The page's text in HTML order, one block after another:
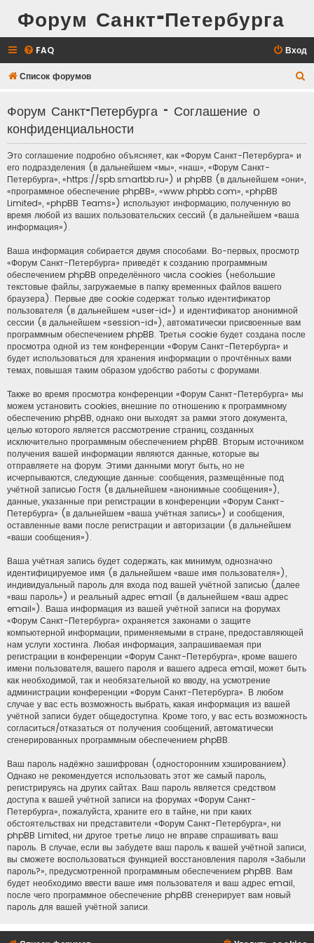
Форум Санкт-Петербурга
FAQ Вход
Список форумов
Форум Санкт-Петербурга - Соглашение о
конфиденциальности
Это соглашение подробно объясняет, как «Форум Санкт-Петербурга» и
его подразделения (в дальнейшем «мы», «наш», «Форум Санкт-
Петербурга», «https://spb.smartbb.ru») и phpBB (в дальнейшем «они»,
«программное обеспечение phpBB», «www.phpbb.com», «phpBB
Limited», «phpBB Teams») используют информацию, полученную во
время любой из ваших пользовательских сессий (в дальнейшем «ваша
информация»).
Ваша информация собирается двумя способами. Во-первых, просмотр
«Форум Санкт-Петербурга» приведёт к созданию программным
обеспечением phpBB определённого числа cookies (небольшие
текстовые файлы, загружаемые в папку временных файлов вашего
браузера). Первые две cookie содержат только идентификатор
пользователя (в дальнейшем «user-id») и идентификатор анонимной
сессии (в дальнейшем «session-id»), автоматически присвоенные вам
программным обеспечением phpBB. Третья cookie будет создана после
просмотра одной из тем конференции «Форум Санкт-Петербурга» и
будет использоваться для хранения информации о прочтённых вами
темах, повышая таким образом удобство работы с форумами.
Также во время просмотра конференции «Форум Санкт-Петербурга» мы
можем установить cookies, внешние по отношению к программному
обеспечению phpBB, однако они выходят за рамки этого документа,
целью которого является рассмотрение страниц, созданных
исключительно программным обеспечением phpBB. Вторым источником
получения вашей информации являются данные, которые вы
отправляете на форум. Этими данными могут быть, но не
исчерпываются, следующие данные: сообщения, размещённые под
учётной записью Гостя (в дальнейшем «анонимные сообщения»),
данные, указанные при регистрации в конференции «Форум Санкт-
Петербурга» (в дальнейшем «ваша учётная запись») и сообщения,
оставленные вами после регистрации и авторизации (в дальнейшем
«ваши сообщения»).
Ваша учётная запись будет содержать, как минимум, однозначно
идентифицируемое имя (в дальнейшем «ваше имя пользователя»),
индивидуальный пароль для входа под вашей учётной записью (далее
«ваш пароль») и реальный адрес email (в дальнейшем «ваш адрес
email»). Ваша информация из вашей учётной записи на форумах
«Форум Санкт-Петербурга» охраняется законами о защите
компьютерной информации, применяемыми в стране, предоставляющей
нам услуги хостинга. Любая информация, запрашиваемая при
регистрации в конференции «Форум Санкт-Петербурга», кроме вашего
имени пользователя, вашего пароля и вашего адреса email, может быть
как необходимой, так и необязательной ко вводу, на усмотрение
администрации конференции «Форум Санкт-Петербурга». В любом
случае у вас есть возможность выбрать, какая информация из вашей
учётной записи будет общедоступна. Кроме того, у вас есть возможность
согласиться/отказаться от получения сообщений, автоматически
сгенерированных программным обеспечением phpBB.
Ваш пароль надёжно зашифрован (односторонним хэшированием).
Однако не рекомендуется использовать этот же самый пароль,
регистрируясь на других сайтах. Ваш пароль является средством
доступа к вашей учётной записи на форумах «Форум Санкт-
Петербурга», пожалуйста, храните его в тайне, ни при каких
обстоятельствах ни представители «Форум Санкт-Петербурга», ни
phpBB Limited, ни другое третье лицо не вправе спрашивать ваш
пароль. В случае, если вы забудете ваш пароль к вашей учётной записи,
вы сможете воспользоваться функцией восстановления пароля «Забыли
пароль?», предусмотренной программным обеспечением phpBB. Вам
будет необходимо ввести ваше имя пользователя и ваш адрес email,
после чего программное обеспечение phpBB сгенерирует вам новый
пароль для вашей учётной записи.